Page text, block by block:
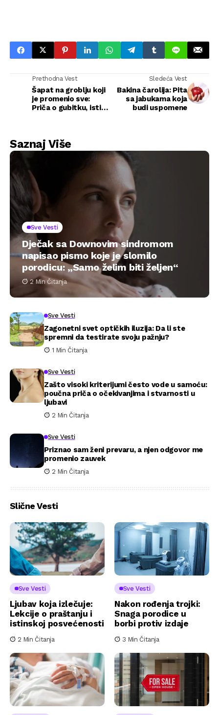
Prethodna Vest
Šapat na groblju koji
je promenio sve:
Priča o gubitku, istini
Sledeća Vest
Bakina čarolija: Pita
sa jabukama koja
budi uspomene
Saznaj Više
Sve Vesti
Dječak sa Downovim sindromom
napisao pismo koje je slomilo
porodicu: „Samo želim biti željen“
2 Min Čitanja
Sve Vesti
Zagonetni svet optičkih iluzija: Da li ste
spremni da testirate svoju pažnju?
1 Min Čitanja
Sve Vesti
Zašto visoki kriterijumi često vode u samoću:
poučna priča o očekivanjima i stvarnosti u
ljubavi
2 Min Čitanja
Sve Vesti
Priznao sam ženi prevaru, a njen odgovor me
promenio zauvek
2 Min Čitanja
Slične Vesti
Sve Vesti
Ljubav koja izlečuje:
Lekcije o praštanju i
istinskoj posvećenosti
2 Min Čitanja
Sve Vesti
Nakon rođenja trojki:
Snaga porodice u
borbi protiv izdaje
3 Min Čitanja